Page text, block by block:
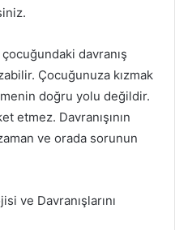
davranış
Çocuğunuza kızmak
doğru yolu değildir.
etmez. Davranışının
ve orada sorunun
ve Davranışlarını